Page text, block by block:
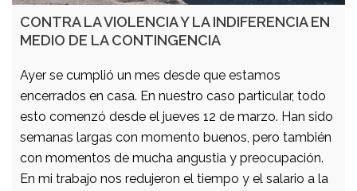
CONTRA LA VIOLENCIA Y LA INDIFERENCIA EN
MEDIO DE LA CONTINGENCIA
Ayer se cumplió un mes desde que estamos
encerrados en casa. En nuestro caso particular, todo
esto comenzó desde el jueves 12 de marzo. Han sido
semanas largas con momento buenos, pero también
con momentos de mucha angustia y preocupación.
En mi trabajo nos redujeron el tiempo y el salario a la